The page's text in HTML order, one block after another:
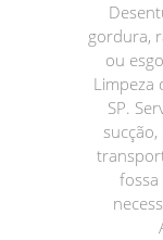
gordura,
ou
Limpeza
SP.